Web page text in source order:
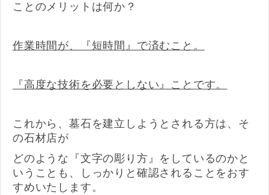
ことのメリットは何か？
作業時間が、『短時間』で済むこと。
『高度な技術を必要としない』ことです。
これから、墓石を建立しようとされる方は、そ
の石材店が
どのような『文字の彫り方』をしているのかと
いうことも、しっかりと確認されることをおす
すめいたします。